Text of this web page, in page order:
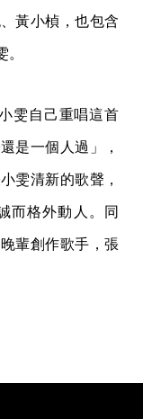
黃小楨，也包含
雯自己重唱這首
是一個人過」，
雯清新的歌聲，
而格外動人。同
輩創作歌手，張